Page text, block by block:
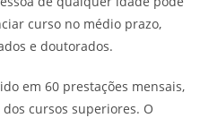
curso no médio prazo,
e doutorados.
em 60 prestações mensais,
cursos superiores. O